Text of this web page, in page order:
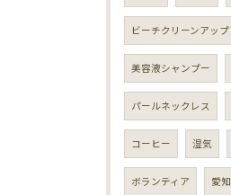
ビーチクリーンアップ
美容液シャンプー
パールネックレス
コーヒー 湿気
ボランティア 愛知